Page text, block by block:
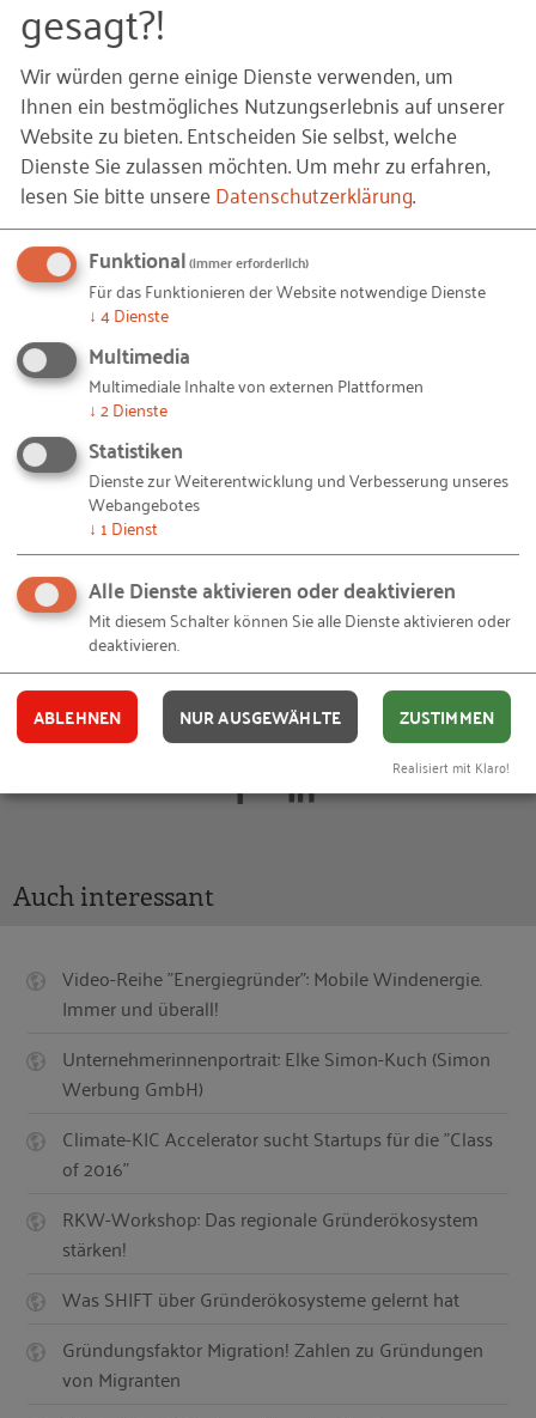
Kompetenzzentrum durchgeführt, das die
Gründerwoche Deutschland
Bundesministeriums für Wirtschaft und Energie
(BMWi) bundesweit koordiniert. Das Pitch-Event
fand im Rahmen der GründermesseDIE INITIALE
in Dortmund statt, wo das BMWi mit einem
Messestand und ganztägigem Vortragsprogramm
vertreten war.
Die Jury setzte sich zusammen aus Martin Kalhöfer
(Germany Trade & Invest, GTAI), Jan Ritter (Seed
Forward, Finalist Future Agro Challenge 2016/2017),
Wilhelmina Jewell Sparks (Leiterin der Fachgruppe
Food/ Foodtech beim Bundesverband Deutsche
Startups), Joana Wensing (Rheinische Friedrich-
Wilhelms-Universität Bonn, Schwerpunkt
Technologie- und Innovationsmanagement im
Agribusiness) und Matthias Wischnewsky (Business
Angels Netzwerk Deutschland e.V.).
Fotocredit: Westfalenhallen Dortmund/Anja Cord
Ihnen gefällt dieser Beitrag? Teilen Sie ihn mit anderen:
Auch interessant
Video-Reihe "Energiegründer": Mobile Windenergie.
Immer und überall!
Unternehmerinnenportrait: Elke Simon-Kuch (Simon
Werbung GmbH)
Climate-KIC Accelerator sucht Startups für die "Class
of 2016"
RKW-Workshop: Das regionale Gründerökosystem
stärken!
Was SHIFT über Gründerökosysteme gelernt hat
Gründungsfaktor Migration! Zahlen zu Gründungen
von Migranten
gesagt?!
Wir würden gerne einige Dienste verwenden, um
Ihnen ein bestmögliches Nutzungserlebnis auf unserer
Website zu bieten. Entscheiden Sie selbst, welche
Dienste Sie zulassen möchten.Um mehr zu erfahren,
lesen Sie bitte unsereDatenschutzerklärung.
Funktional(immer erforderlich)
Für das Funktionieren der Website notwendige Dienste
↓ 4Dienste
Multimedia
Multimediale Inhalte von externen Plattformen
↓ 2Dienste
Statistiken
Dienste zur Weiterentwicklung und Verbesserung unseres
Webangebotes
↓ 1 Dienst
Alle Dienste aktivieren oder deaktivieren
Mit diesem Schalter können Sie alle Dienste aktivieren oder
deaktivieren.
ABLEHNEN NUR AUSGEWÄHLTE ZUSTIMMEN
Realisiert mit Klaro!